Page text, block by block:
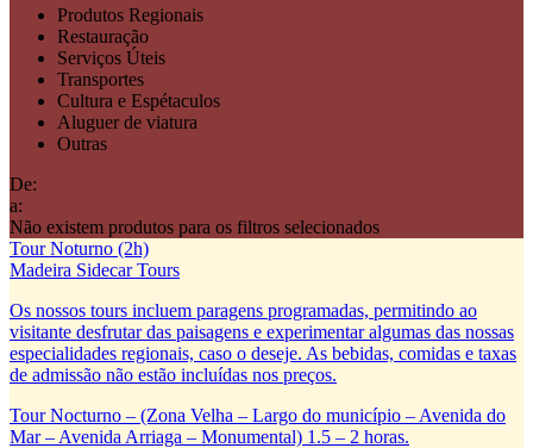
Produtos Regionais
Restauração
Serviços Úteis
Transportes
Cultura e Espétaculos
Aluguer de viatura
Outras
De:
a:
Não existem produtos para os filtros selecionados
Tour Noturno (2h)
Madeira Sidecar Tours
Os nossos tours incluem paragens programadas, permitindo ao
visitante desfrutar das paisagens e experimentar algumas das nossas
especialidades regionais, caso o deseje. As bebidas, comidas e taxas
de admissão não estão incluídas nos preços.
Tour Nocturno – (Zona Velha – Largo do município – Avenida do
Mar – Avenida Arriaga – Monumental) 1.5 – 2 horas.